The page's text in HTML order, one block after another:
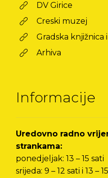
DV Girice
Creski muzej
Gradska knjižnica
Arhiva
Informacije
Uredovno radno
strankama:
ponedjeljak: 13 – 15 sati
srijeda: 9 – 12 sati i 13 –